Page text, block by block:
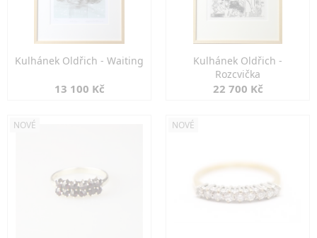
Kulhánek Oldřich - Waiting
13 100 Kč
Kulhánek Oldřich -
Rozcvička
22 700 Kč
NOVÉ NOVÉ